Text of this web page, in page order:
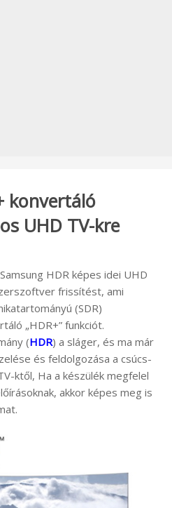
konvertáló
UHD TV-kre
HDR képes idei UHD
frissítést, ami
(SDR)
„HDR+” funkciót.
(HDR) a sláger, és ma már
és feldolgozása a csúcs-
ktől, Ha a készülék megfelel
akkor képes meg is